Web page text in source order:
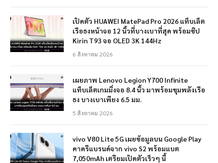
เปิดตัว HUAWEI MatePad Pro 2026 แท็บเล็ต
เรือธงหน้าจอ 12 นิ้วที่บางเบาที่สุด พร้อมชิป
Kirin T93 จอ OLED 3K 144Hz
6 สิงหาคม 2026
เผยภาพ Lenovo Legion Y700 Infinite
แท็บเล็ตเกมมิ่งจอ 8.4 นิ้ว มาพร้อมขุมพลังเรือ
ธง บางเบาเพียง 6.5 มม.
5 สิงหาคม 2026
vivo V80 Lite 5G เผยข้อมูลบน Google Play
คาดรีแบรนด์จาก vivo S2 พร้อมแบต
7,050mAh เตรียมเปิดตัวเร็วๆ นี้